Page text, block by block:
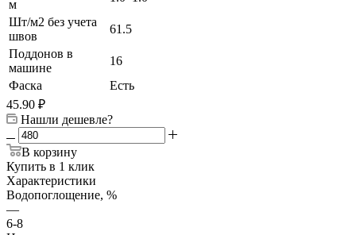
м
Шт/м2 без учета
швов
61.5
Поддонов в
машине
16
Фаска
Есть
45.90 ₽
Нашли дешевле?
В корзину
Купить в 1 клик
Характеристики
Водопоглощение, %
—
6-8